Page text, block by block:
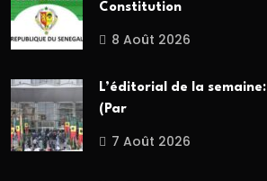
Constitution
8 Août 2026
L’éditorial de la semaine:
(Par
7 Août 2026